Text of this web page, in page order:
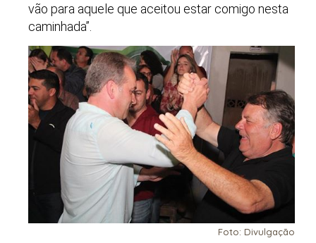
vão para aquele que aceitou estar comigo nesta
caminhada”.
Foto: Divulgação